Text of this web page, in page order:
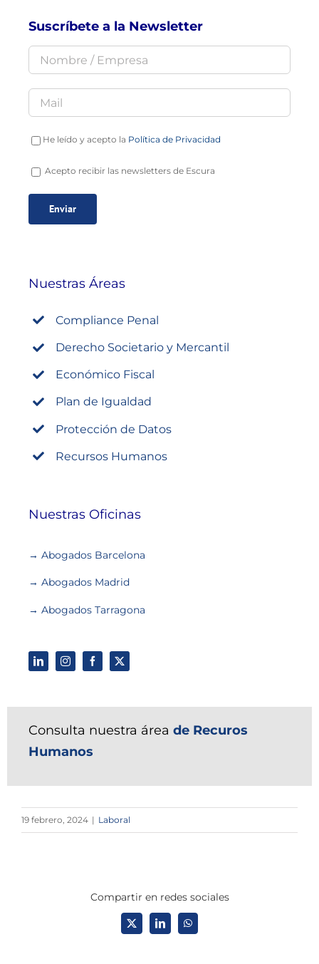
Suscríbete a la Newsletter
He leído y acepto la Política de Privacidad
Acepto recibir las newsletters de Escura
Nuestras Áreas
Compliance Penal
Derecho Societario y Mercantil
Económico Fiscal
Plan de Igualdad
Protección de Datos
Recursos Humanos
Nuestras Oficinas
→ Abogados Barcelona
→ Abogados Madrid
→ Abogados Tarragona
Consulta nuestra área de Recuros
Humanos
19 febrero, 2024 | Laboral
Compartir en redes sociales
X LinkedInWhatsApp